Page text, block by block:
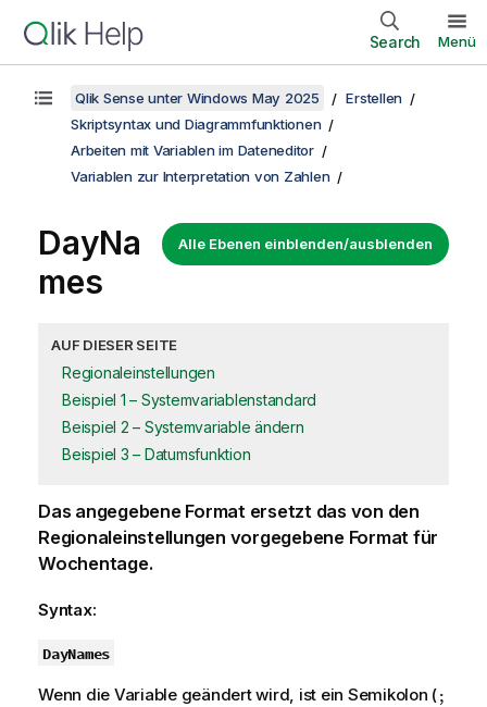
Search Menü
Qlik Sense unter Windows May 2025
Erstellen
Skriptsyntax und Diagrammfunktionen
Arbeiten mit Variablen im Dateneditor
Variablen zur Interpretation von Zahlen
Alle Ebenen einblenden/ausblenden
DayNa
mes
AUF DIESER SEITE
Regionaleinstellungen
Beispiel 1 – Systemvariablenstandard
Beispiel 2 – Systemvariable ändern
Beispiel 3 – Datumsfunktion
Das angegebene Format ersetzt das von den
Regionaleinstellungen vorgegebene Format für
Wochentage.
Syntax:
DayNames
Wenn die Variable geändert wird, ist ein Semikolon (;